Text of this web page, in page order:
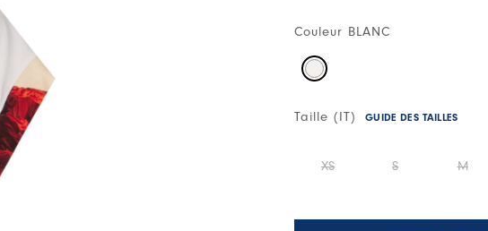
Couleur BLANC
Taille (IT) GUIDE DES TAILLES
XS S M